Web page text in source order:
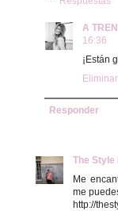
A
16:36
¡Están
Eliminar
Responder
The Style
Me
me
http://